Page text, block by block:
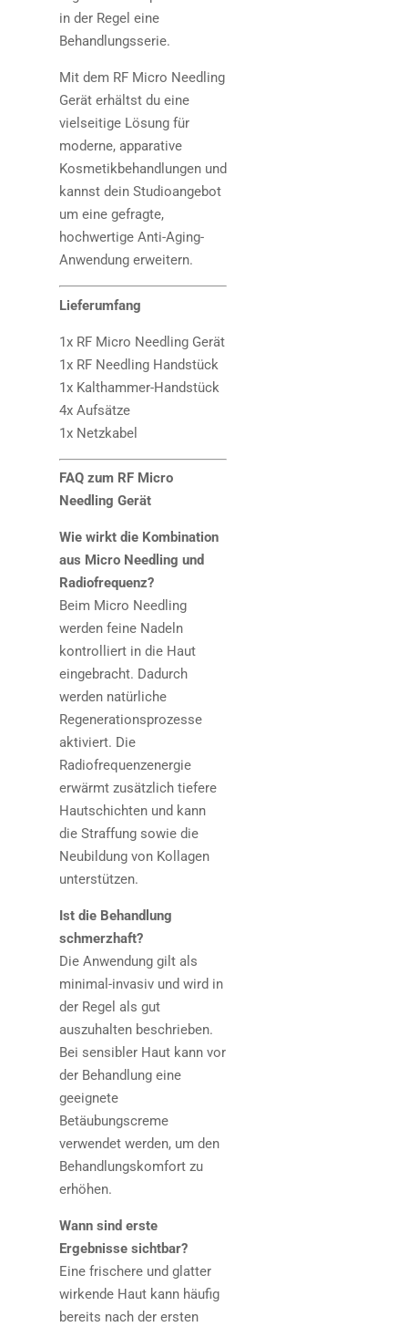
in der Regel eine
Behandlungsserie.
Mit dem RF Micro Needling
Gerät erhältst du eine
vielseitige Lösung für
moderne, apparative
Kosmetikbehandlungen und
kannst dein Studioangebot
um eine gefragte,
hochwertige Anti-Aging-
Anwendung erweitern.
Lieferumfang
1x RF Micro Needling Gerät
1x RF Needling Handstück
1x Kalthammer-Handstück
4x Aufsätze
1x Netzkabel
FAQ zum RF Micro
Needling Gerät
Wie wirkt die Kombination
aus Micro Needling und
Radiofrequenz?
Beim Micro Needling
werden feine Nadeln
kontrolliert in die Haut
eingebracht. Dadurch
werden natürliche
Regenerationsprozesse
aktiviert. Die
Radiofrequenzenergie
erwärmt zusätzlich tiefere
Hautschichten und kann
die Straffung sowie die
Neubildung von Kollagen
unterstützen.
Ist die Behandlung
schmerzhaft?
Die Anwendung gilt als
minimal-invasiv und wird in
der Regel als gut
auszuhalten beschrieben.
Bei sensibler Haut kann vor
der Behandlung eine
geeignete
Betäubungscreme
verwendet werden, um den
Behandlungskomfort zu
erhöhen.
Wann sind erste
Ergebnisse sichtbar?
Eine frischere und glatter
wirkende Haut kann häufig
bereits nach der ersten